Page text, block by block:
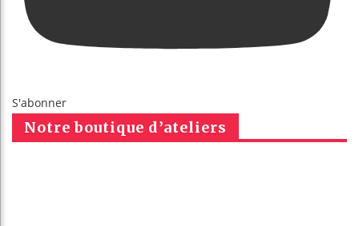
S'abonner
Notre boutique d’ateliers